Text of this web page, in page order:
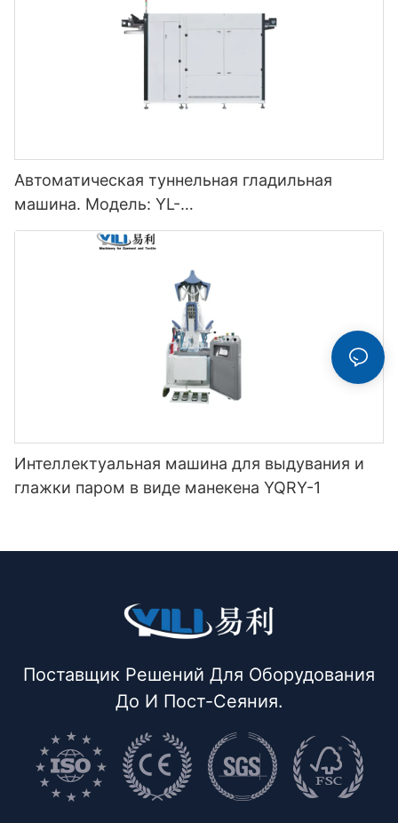
Автоматическая туннельная гладильная
машина. Модель: YL-
3000/5000/7000/9000/11000QSY
Интеллектуальная машина для выдувания и
глажки паром в виде манекена YQRY-1
Поставщик Решений Для Оборудования
До И Пост-Сеяния.